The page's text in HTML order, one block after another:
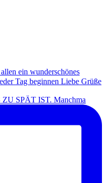
SPÄT IST. Manchma